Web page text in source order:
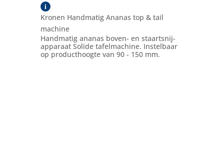
i
Kronen Handmatig Ananas top & tail
machine
Handmatig ananas boven- en staartsnij-
apparaat Solide tafelmachine. Instelbaar
op producthoogte van 90 - 150 mm.